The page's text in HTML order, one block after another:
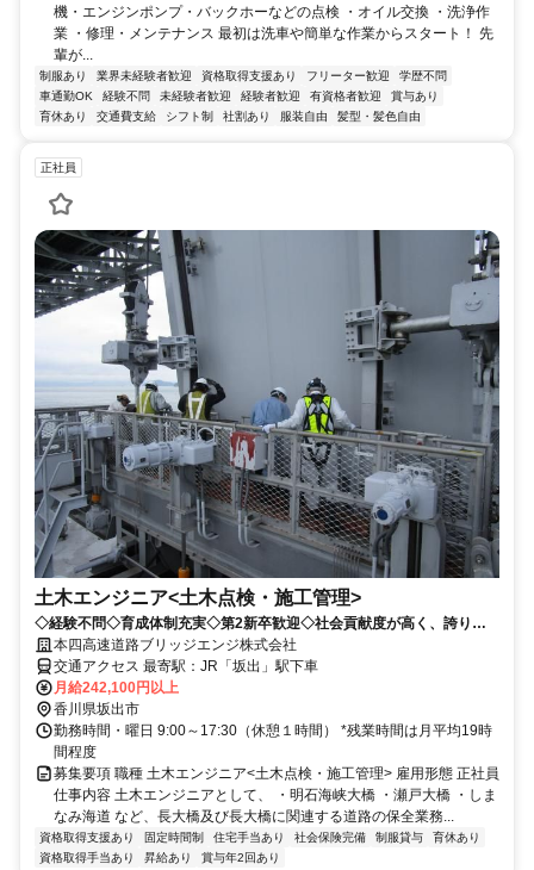
機・エンジンポンプ・バックホーなどの点検 ・オイル交換 ・洗浄作
業 ・修理・メンテナンス 最初は洗車や簡単な作業からスタート！ 先
輩が...
制服あり 業界未経験者歓迎 資格取得支援あり フリーター歓迎
学歴不問
車通勤OK
経験不問 未経験者歓迎 経験者歓迎 有資格者歓迎
賞与あり
育休あり
交通費支給 シフト制 社割あり 服装自由 髪型・髪色自由
正社員
土木エンジニア<土木点検・施工管理>
◇経験不問◇育成体制充実◇第2新卒歓迎◇社会貢献度が高く、誇りを
もって取り組める仕事です！
本四高速道路ブリッジエンジ株式会社
交通アクセス 最寄駅：JR「坂出」駅下車
月給242,100円以上
香川県坂出市
勤務時間・曜日 9:00～17:30（休憩１時間） *残業時間は月平均19時
間程度
募集要項 職種 土木エンジニア<土木点検・施工管理> 雇用形態 正社員
仕事内容 土木エンジニアとして、 ・明石海峡大橋 ・瀬戸大橋 ・しま
なみ海道 など、長大橋及び長大橋に関連する道路の保全業務...
資格取得支援あり 固定時間制 住宅手当あり 社会保険完備 制服貸与
育休あり
資格取得手当あり
昇給あり 賞与年2回あり